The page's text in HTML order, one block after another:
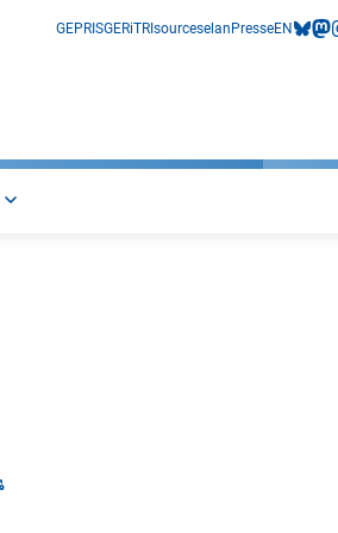
GEPRISGERiTRIsourceselan PresseEN